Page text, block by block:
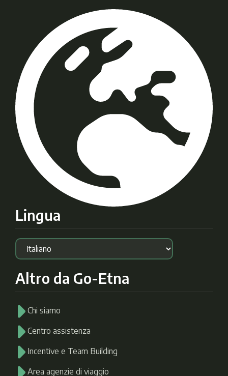
Lingua
Altro da Go-Etna
Chi siamo
Centro assistenza
Incentive e Team Building
Area agenzie di viaggio